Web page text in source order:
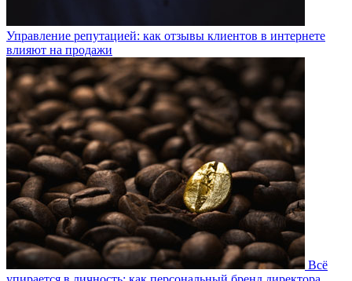
Управление репутацией: как отзывы клиентов в интернете
влияют на продажи
Всё